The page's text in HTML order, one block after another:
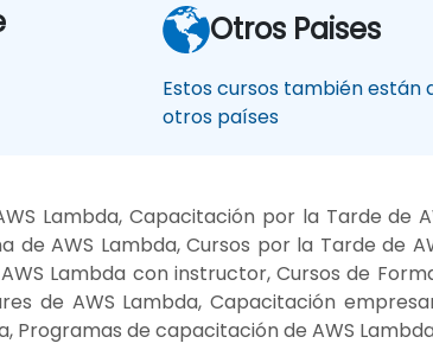
Otros Paises
Estos cursos también están
otros países
Lambda, Capacitación por la Tarde de
de AWS Lambda, Cursos por la Tarde de
Lambda con instructor, Cursos de
de AWS Lambda, Capacitación
Programas de capacitación de AWS